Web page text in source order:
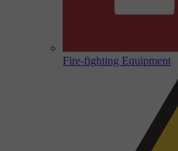
Fire-fighting Equipment